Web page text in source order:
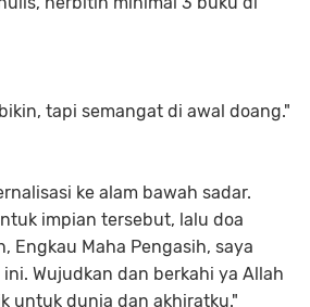
tapi semangat di awal doang."
ke alam bawah sadar.
impian tersebut, lalu doa
Engkau Maha Pengasih, saya
Wujudkan dan berkahi ya Allah
untuk dunia dan akhiratku."